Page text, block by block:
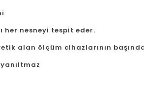
her nesneyi tespit eder.
alan ölçüm cihazlarının